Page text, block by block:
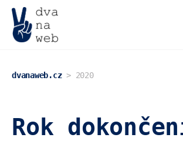
dvanaweb.cz> 2020
Rok